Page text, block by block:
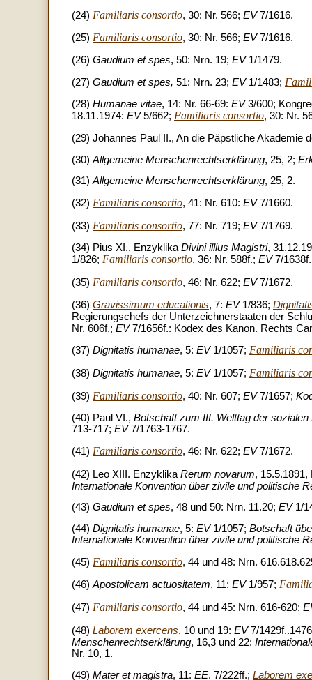
(24) Familiaris consortio, 30: Nr. 566; EV7/1616.
(25) Familiaris consortio, 30: Nr. 566; EV7/1616.
(26) Gaudium et spes, 50: Nrn. 19; EV1/1479.
(27) Gaudium et spes, 51: Nrn. 23; EV1/1483;
(28) Humanae vitae, 14: Nr. 66-69: EV3/600;
18.11.1974: EV5/662; Familiaris consortio, 30: Nr.
(29) Johannes Paul II., An die Päpstliche Akademie
(30) Allgemeine Menschenrechtserklärung, 25, 2;
(31)Allgemeine Menschenrechtserklärung, 25, 2.
(32) Familiaris consortio, 41: Nr. 610: EV7/1660.
(33) Familiaris consortio, 77: Nr. 719; EV7/1769.
(34) Pius XI., EnzyklikaDivini illius Magistri,
1/826; Familiaris consortio, 36: Nr. 588f.; EV7/
(35) Familiaris consortio, 46: Nr. 622; EV7/1672.
(36) Gravissimum educationis, 7: EV1/836;
Regierungschefs der Unterzeichnerstaaten der
Nr. 606f.; EV7/1656f.: Kodex des Kanon. Rechts
(37) Dignitatis humanae, 5: EV1/1057; Familiaris
(38) Dignitatis humanae, 5: EV1/1057; Familiaris
(39) Familiaris consortio, 40: Nr. 607; EV7/1657;
(40) Paul VI., Botschaft zum III. Welttag der
713-717; EV7/1763-1767.
(41) Familiaris consortio, 46: Nr. 622; EV7/1672.
(42) Leo XIII. Enzyklika Rerum novarum,
Internationale Konvention über zivile und politische
(43) Gaudium et spes, 48 und 50: Nrn. 11.20; EV1/
(44) Dignitatis humanae, 5: EV1/1057; Botschaft
Internationale Konvention über zivile und politische
(45) Familiaris consortio, 44 und 48: Nrn.
(46) Apostolicam actuositatem, 11: EV1/957;
(47) Familiaris consortio, 44 und 45: Nrn. 616-620;
(48) Laborem exercens, 10 und 19: EV7/
Menschenrechtserklärung, 16,3 und 22;
Nr. 10, 1.
(49) Mater et magistra, 11: EE. 7/222ff.; Laborem